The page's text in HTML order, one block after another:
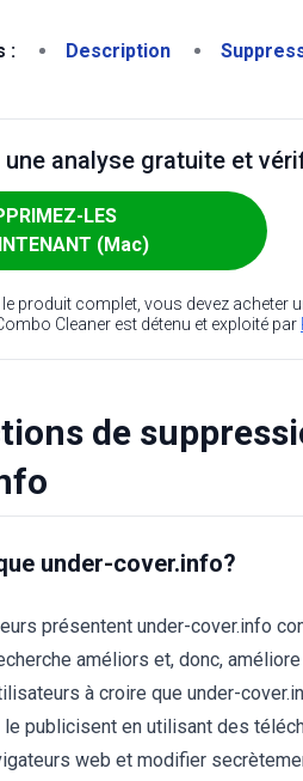
: Description
une analyse gratuite et
LES
(Mac)
produit complet, vous devez acheter
Cleaner est détenu et exploité par
de
under-cover.info?
présentent under-cover.info
améliors et, donc,
à croire que under-
publicisent en utilisant des
web et modifier